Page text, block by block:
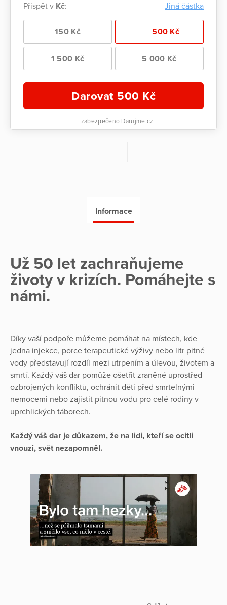
Přispět v Kč: Jiná částka
150 Kč 500 Kč
1 500 Kč 5 000 Kč
Darovat 500 Kč
zabezpečeno Darujme.cz
Informace
Už 50 let zachraňujeme
životy v krizích. Pomáhejte s
námi.
Díky vaší podpoře můžeme pomáhat na místech, kde
jedna injekce, porce terapeutické výživy nebo litr pitné
vody představují rozdíl mezi utrpením a úlevou, životem a
smrtí. Každý váš dar pomůže ošetřit zraněné uprostřed
ozbrojených konfliktů, ochránit děti před smrtelnými
nemocemi nebo zajistit pitnou vodu pro celé rodiny v
uprchlických táborech.
Každý váš dar je důkazem, že na lidi, kteří se ocitli
vnouzi, svět nezapomněl.